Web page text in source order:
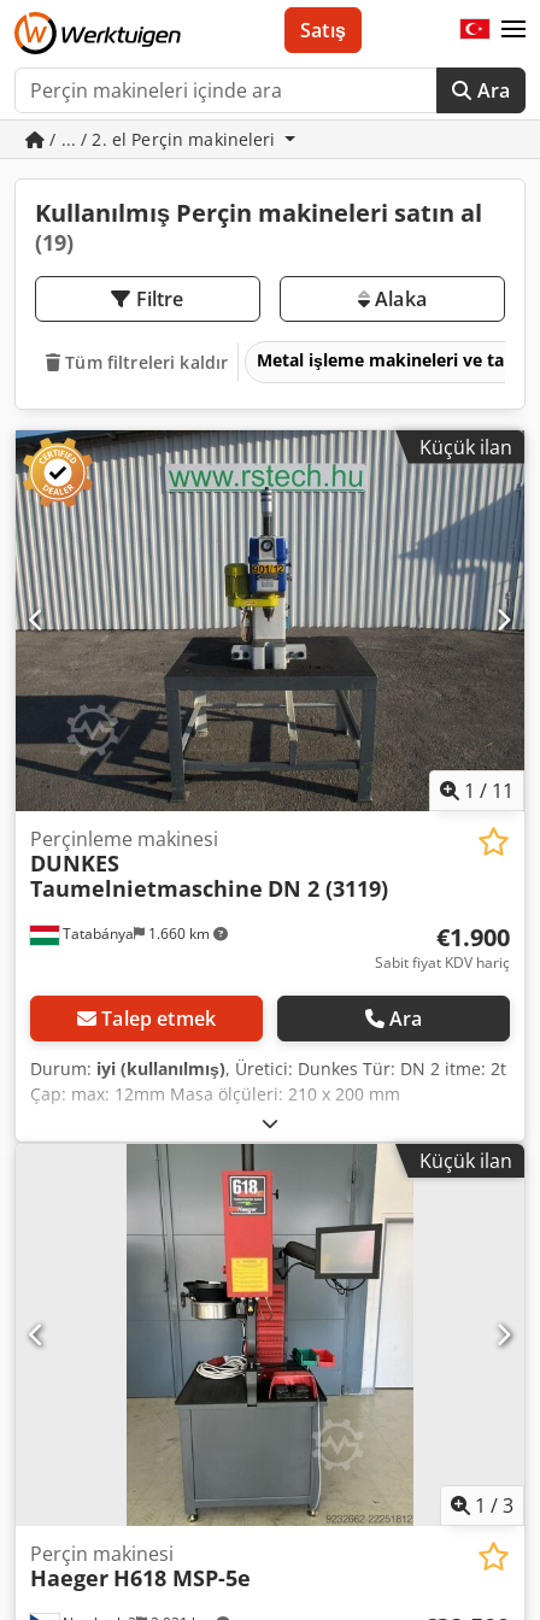
Ara
Satış
/ ... / 2. el Perçin makineleri
Kullanılmış Perçin makineleri satın al
(19)
Filtre Alaka
Tüm filtreleri kaldır Metal işleme makineleri ve
Küçük ilan
1 / 11
Tatabánya 1.660 km
Perçinleme makinesi
DUNKES
Taumelnietmaschine DN 2 (3119)
€1.900
Sabit fiyat KDV hariç
Talep etmek Ara
Durum: iyi (kullanılmış), Üretici: Dunkes Tür: DN 2 itme: 2t
Çap: max: 12mm Masa ölçüleri: 210 x 200 mm
Codpfovxrzljx Aa Tsha Motor gücü: 0,55 kW Makine ağırlığı
yaklaşık: 130 kg Makinenin boyutları yaklaşık olarak
şöyledir: 0,40x0,50x1,00m
Küçük ilan
1 /3
Perçin makinesi
Haeger H618 MSP-5e